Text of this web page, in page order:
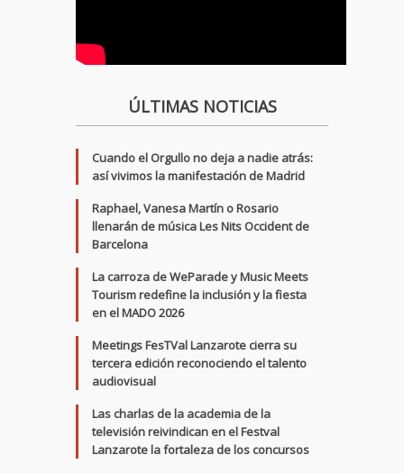
ÚLTIMAS NOTICIAS
Cuando el Orgullo no deja a nadie atrás:
así vivimos la manifestación de Madrid
Raphael, Vanesa Martín o Rosario
llenarán de música Les Nits Occident de
Barcelona
La carroza de WeParade y Music Meets
Tourism redefine la inclusión y la fiesta
en el MADO 2026
Meetings FesTVal Lanzarote cierra su
tercera edición reconociendo el talento
audiovisual
Las charlas de la academia de la
televisión reivindican en el Festval
Lanzarote la fortaleza de los concursos